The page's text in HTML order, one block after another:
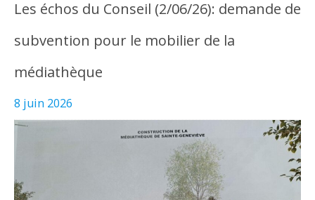
Les échos du Conseil (2/06/26): demande de
subvention pour le mobilier de la
médiathèque
8 juin 2026